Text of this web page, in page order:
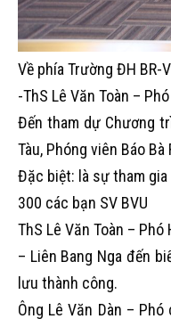
Về phía Trường ĐH BR-
-ThS Lê Văn Toàn –
Đến tham dự Chương
Tàu, Phóng viên Báo
Đặc biệt: là sự tham
300 các bạn SV BVU
ThS Lê Văn Toàn –
– Liên Bang Nga đến
lưu thành công.
Ông Lê Văn Dàn –